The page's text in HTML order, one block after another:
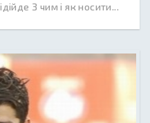
З чим і як носити...